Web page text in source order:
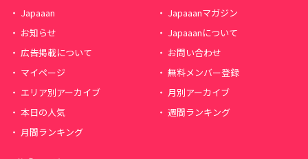
Japaaan
Japaaanマガジン
お知らせ
Japaaanについて
広告掲載について
お問い合わせ
マイページ
無料メンバー登録
エリア別アーカイブ
月別アーカイブ
本日の人気
週間ランキング
月間ランキング